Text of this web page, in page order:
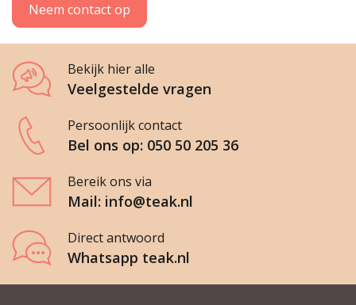
Neem contact op
Bekijk hier alle
Veelgestelde vragen
Persoonlijk contact
Bel ons op: 050 50 205 36
Bereik ons via
Mail: info@teak.nl
Direct antwoord
Whatsapp teak.nl